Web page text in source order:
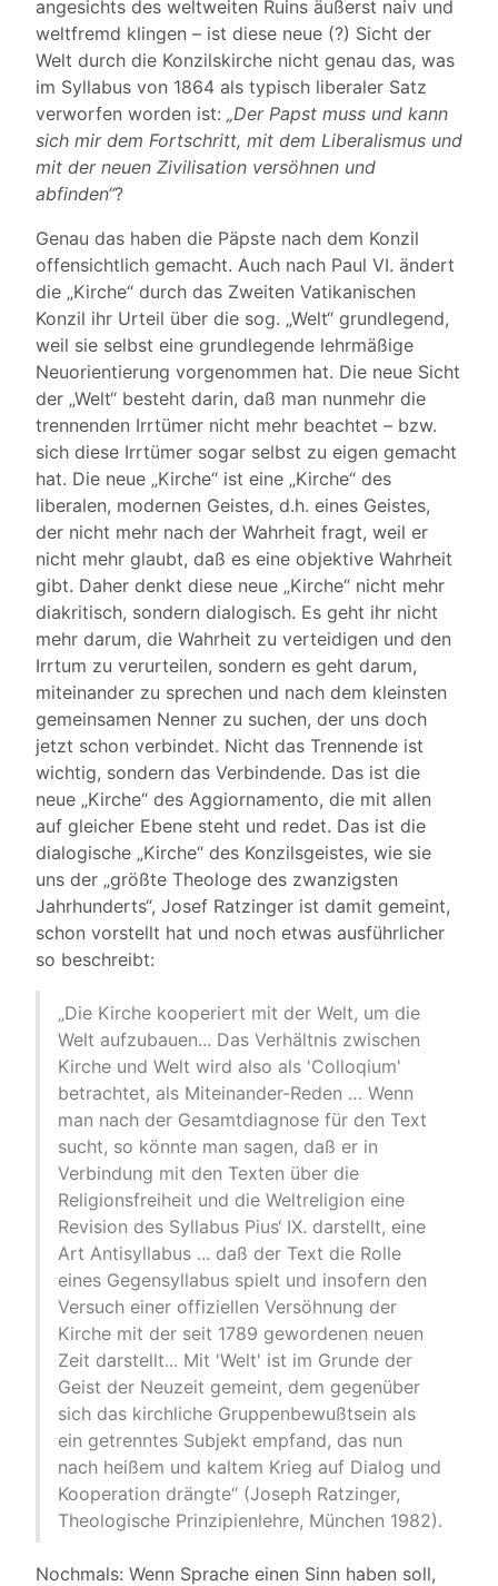
angesichts des weltweiten Ruins äußerst naiv und
weltfremd klingen – ist diese neue (?) Sicht der
Welt durch die Konzilskirche nicht genau das, was
im Syllabus von 1864 als typisch liberaler Satz
verworfen worden ist: „Der Papst muss und kann
sich mir dem Fortschritt, mit dem Liberalismus und
mit der neuen Zivilisation versöhnen und
abfinden“?
Genau das haben die Päpste nach dem Konzil
offensichtlich gemacht. Auch nach Paul VI. ändert
die „Kirche“ durch das Zweiten Vatikanischen
Konzil ihr Urteil über die sog. „Welt“ grundlegend,
weil sie selbst eine grundlegende lehrmäßige
Neuorientierung vorgenommen hat. Die neue Sicht
der „Welt“ besteht darin, daß man nunmehr die
trennenden Irrtümer nicht mehr beachtet – bzw.
sich diese Irrtümer sogar selbst zu eigen gemacht
hat. Die neue „Kirche“ ist eine „Kirche“ des
liberalen, modernen Geistes, d.h. eines Geistes,
der nicht mehr nach der Wahrheit fragt, weil er
nicht mehr glaubt, daß es eine objektive Wahrheit
gibt. Daher denkt diese neue „Kirche“ nicht mehr
diakritisch, sondern dialogisch. Es geht ihr nicht
mehr darum, die Wahrheit zu verteidigen und den
Irrtum zu verurteilen, sondern es geht darum,
miteinander zu sprechen und nach dem kleinsten
gemeinsamen Nenner zu suchen, der uns doch
jetzt schon verbindet. Nicht das Trennende ist
wichtig, sondern das Verbindende. Das ist die
neue „Kirche“ des Aggiornamento, die mit allen
auf gleicher Ebene steht und redet. Das ist die
dialogische „Kirche“ des Konzilsgeistes, wie sie
uns der „größte Theologe des zwanzigsten
Jahrhunderts“, Josef Ratzinger ist damit gemeint,
schon vorstellt hat und noch etwas ausführlicher
so beschreibt:
„Die Kirche kooperiert mit der Welt, um die
Welt aufzubauen... Das Verhältnis zwischen
Kirche und Welt wird also als 'Colloqium'
betrachtet, als Miteinander-Reden … Wenn
man nach der Gesamtdiagnose für den Text
sucht, so könnte man sagen, daß er in
Verbindung mit den Texten über die
Religionsfreiheit und die Weltreligion eine
Revision des Syllabus Pius‘ IX. darstellt, eine
Art Antisyllabus ... daß der Text die Rolle
eines Gegensyllabus spielt und insofern den
Versuch einer offiziellen Versöhnung der
Kirche mit der seit 1789 gewordenen neuen
Zeit darstellt... Mit 'Welt' ist im Grunde der
Geist der Neuzeit gemeint, dem gegenüber
sich das kirchliche Gruppenbewußtsein als
ein getrenntes Subjekt empfand, das nun
nach heißem und kaltem Krieg auf Dialog und
Kooperation drängte“ (Joseph Ratzinger,
Theologische Prinzipienlehre, München 1982).
Nochmals: Wenn Sprache einen Sinn haben soll,